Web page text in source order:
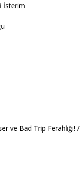
İsterim
ve Bad Trip Ferahlığı! /